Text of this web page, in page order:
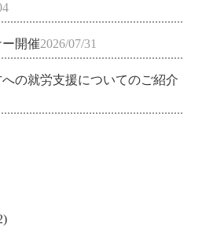
開催2026/07/31
の就労支援についてのご紹介